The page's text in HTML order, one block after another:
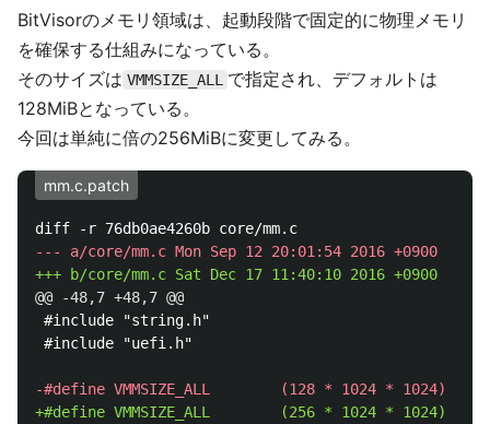
BitVisorのメモリ領域は、起動段階で固定的に物理メモリ
を確保する仕組みになっている。
そのサイズは VMMSIZE_ALL
で指定され、デフォルトは
128MiBとなっている。
今回は単純に倍の256MiBに変更してみる。
mm.c.patch
@@ -48,7 +48,7 @@
#include "string.h"
#include "uefi.h"